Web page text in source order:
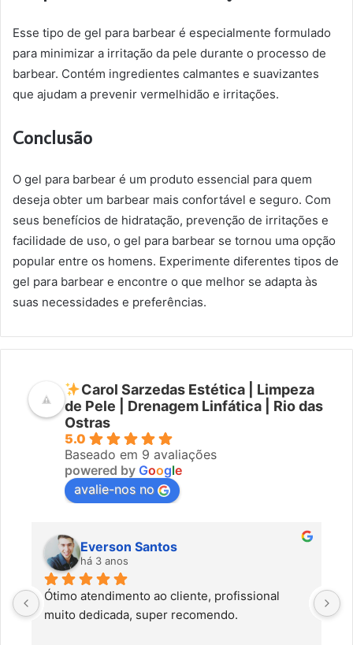
Esse tipo de gel para barbear é especialmente formulado
para minimizar a irritação da pele durante o processo de
barbear. Contém ingredientes calmantes e suavizantes
que ajudam a prevenir vermelhidão e irritações.
Conclusão
O gel para barbear é um produto essencial para quem
deseja obter um barbear mais confortável e seguro. Com
seus benefícios de hidratação, prevenção de irritações e
facilidade de uso, o gel para barbear se tornou uma opção
popular entre os homens. Experimente diferentes tipos de
gel para barbear e encontre o que melhor se adapta às
suas necessidades e preferências.
Carol Sarzedas Estética | Limpeza
de Pele | Drenagem Linfática | Rio das
Ostras
5.0
Baseado em 9 avaliações
powered by Google
avalie-nos no
Everson Santos
há 3 anos
Ótimo atendimento ao cliente, profissional
muito dedicada, super recomendo.